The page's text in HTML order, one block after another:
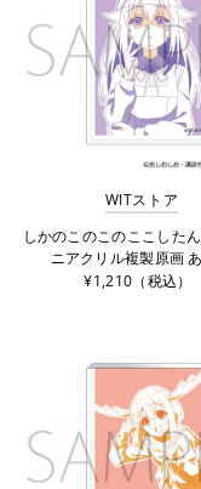
WITストア
しかのこのこのここした
ニアクリル複製原画
¥1,210（税込）